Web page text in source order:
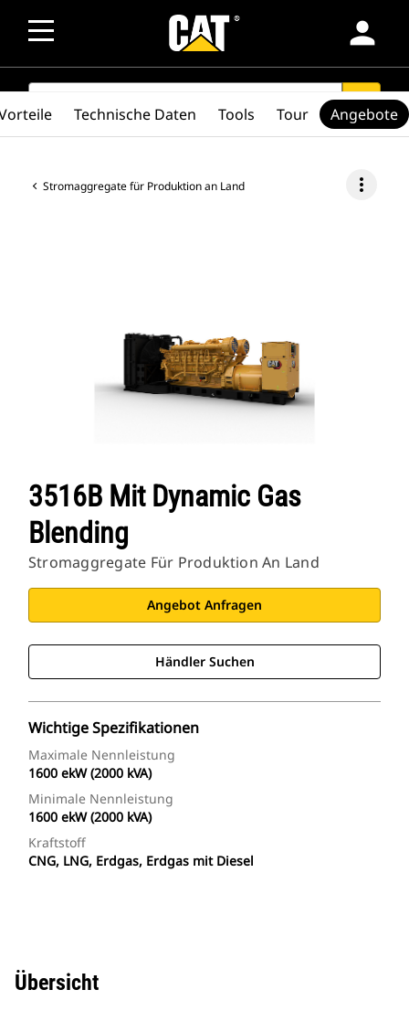
person
SEARCH search
Stromaggregate für Produktion an Land more_vert
3516B Mit Dynamic Gas
Blending
Stromaggregate Für Produktion An Land
Angebot Anfragen
Händler Suchen
Wichtige Spezifikationen
Maximale Nennleistung
1600 ekW (2000 kVA)
Minimale Nennleistung
1600 ekW (2000 kVA)
Kraftstoff
CNG, LNG, Erdgas, Erdgas mit Diesel
Technische Daten Tools Tour Angebote
Übersicht